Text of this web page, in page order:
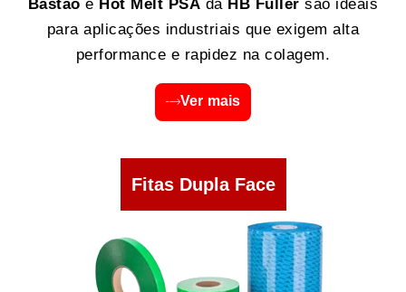
Bastão e Hot Melt PSA da HB Fuller são ideais
para aplicações industriais que exigem alta
performance e rapidez na colagem.
Ver mais
Fitas Dupla Face